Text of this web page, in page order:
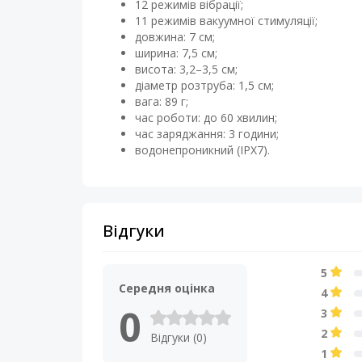
12 режимів вібрації;
11 режимів вакуумної стимуляції;
довжина: 7 см;
ширина: 7,5 см;
висота: 3,2–3,5 см;
діаметр розтруба: 1,5 см;
вага: 89 г;
час роботи: до 60 хвилин;
час заряджання: 3 години;
водонепроникний (IPX7).
Відгуки
Середня оцінка
0 Відгуки (0)
5
4
3
2
1